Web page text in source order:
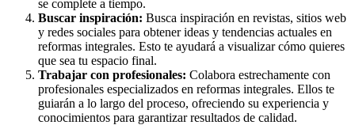
se complete a tiempo.
Buscar inspiración: Busca inspiración en revistas, sitios web
y redes sociales para obtener ideas y tendencias actuales en
reformas integrales. Esto te ayudará a visualizar cómo quieres
que sea tu espacio final.
Trabajar con profesionales: Colabora estrechamente con
profesionales especializados en reformas integrales. Ellos te
guiarán a lo largo del proceso, ofreciendo su experiencia y
conocimientos para garantizar resultados de calidad.